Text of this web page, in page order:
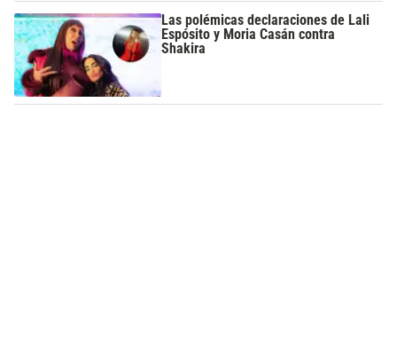
Las polémicas declaraciones de Lali
Espósito y Moria Casán contra
Shakira